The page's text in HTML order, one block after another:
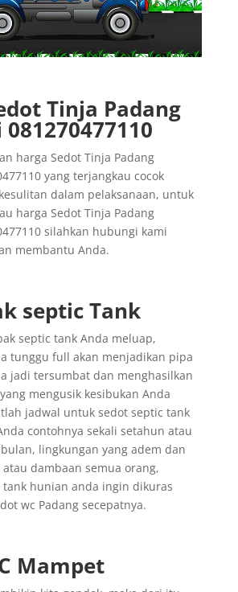
Tinja Padang
harga Sedot Tinja Padang
yang terjangkau cocok
dalam pelaksanaan, untuk
harga Sedot Tinja Padang
silahkan hubungi kami
membantu Anda.
septic Tank
septic tank Anda meluap,
tunggu full akan menjadikan pipa
jadi tersumbat dan menghasilkan
mengusik kesibukan Anda
jadwal untuk sedot septic tank
contohnya sekali setahun atau
lingkungan yang adem dan
dambaan semua orang,
hunian anda ingin dikuras
wc Padang secepatnya.
Mampet